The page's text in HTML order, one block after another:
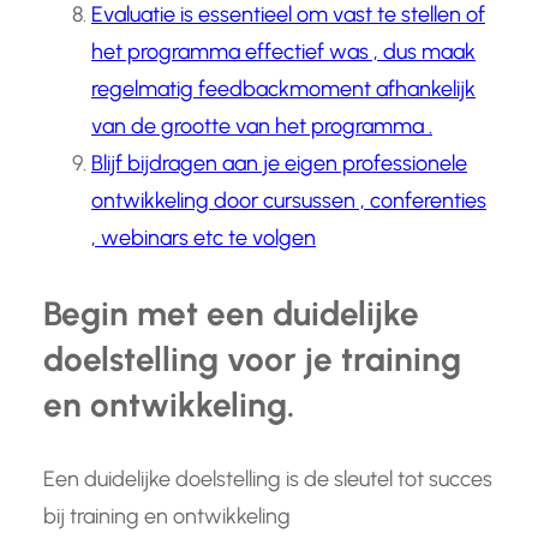
Evaluatie is essentieel om vast te stellen of
het programma effectief was , dus maak
regelmatig feedbackmoment afhankelijk
van de grootte van het programma .
Blijf bijdragen aan je eigen professionele
ontwikkeling door cursussen , conferenties
, webinars etc te volgen
Begin met een duidelijke
doelstelling voor je training
en ontwikkeling.
Een duidelijke doelstelling is de sleutel tot succes
bij training en ontwikkeling